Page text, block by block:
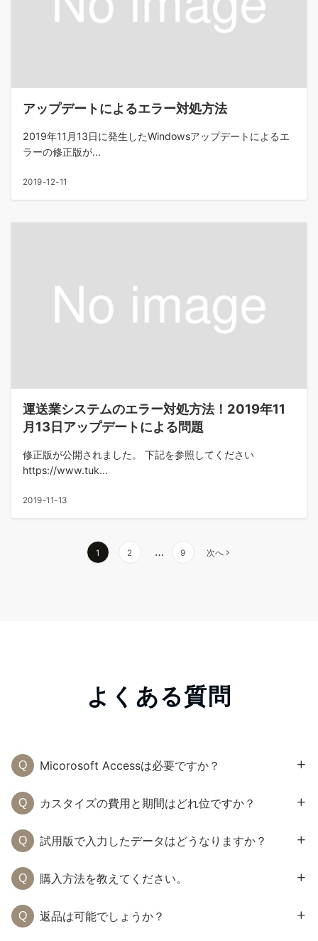
アップデートによるエラー対処方法
2019年11月13日に発生したWindowsアップデートによるエ
ラーの修正版が...
2019-12-11
運送業システムのエラー対処方法！2019年11
月13日アップデートによる問題
修正版が公開されました。 下記を参照してください
https://www.tuk...
2019-11-13
1 2 … 9 次へ
よくある質問
Micorosoft Accessは必要ですか？
カスタイズの費用と期間はどれ位ですか？
試用版で入力したデータはどうなりますか？
購入方法を教えてください。
返品は可能でしょうか？